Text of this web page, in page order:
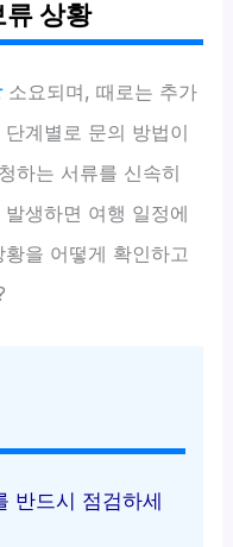
류 상황
소요되며, 때로는 추가
계별로 문의 방법이
하는 서류를 신속히
생하면 여행 일정에
을 어떻게 확인하고
반드시 점검하세